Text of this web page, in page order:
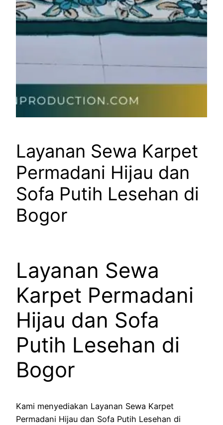
Layanan Sewa Karpet
Permadani Hijau dan
Sofa Putih Lesehan di
Bogor
Layanan Sewa
Karpet Permadani
Hijau dan Sofa
Putih Lesehan di
Bogor
Kami menyediakan Layanan Sewa Karpet
Permadani Hijau dan Sofa Putih Lesehan di